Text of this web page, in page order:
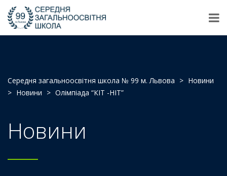
Середня загальноосвітня школа № 99 м. Львова > Новини
> Новини > Олімпіада “КІТ -НІТ”
Новини